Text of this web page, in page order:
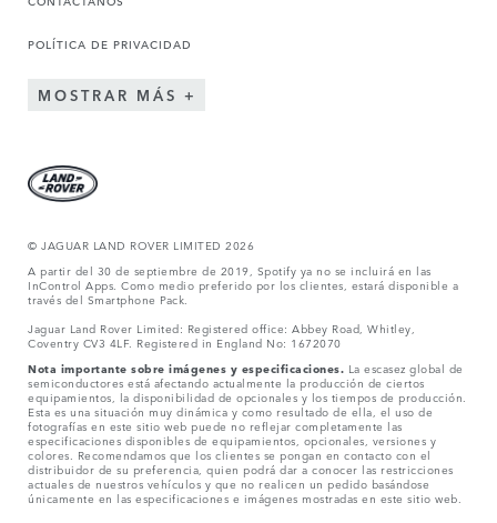
POLÍTICA DE PRIVACIDAD
MOSTRAR MÁS
© JAGUAR LAND ROVER LIMITED 2026
A partir del 30 de septiembre de 2019, Spotify ya no se incluirá en las
InControl Apps. Como medio preferido por los clientes, estará disponible a
través del Smartphone Pack.
Jaguar Land Rover Limited: Registered office: Abbey Road, Whitley,
Coventry CV3 4LF. Registered in England No: 1672070
Nota importante sobre imágenes y especificaciones. La escasez global de
semiconductores está afectando actualmente la producción de ciertos
equipamientos, la disponibilidad de opcionales y los tiempos de producción.
Esta es una situación muy dinámica y como resultado de ella, el uso de
fotografías en este sitio web puede no reflejar completamente las
especificaciones disponibles de equipamientos, opcionales, versiones y
colores. Recomendamos que los clientes se pongan en contacto con el
distribuidor de su preferencia, quien podrá dar a conocer las restricciones
actuales de nuestros vehículos y que no realicen un pedido basándose
únicamente en las especificaciones e imágenes mostradas en este sitio web.